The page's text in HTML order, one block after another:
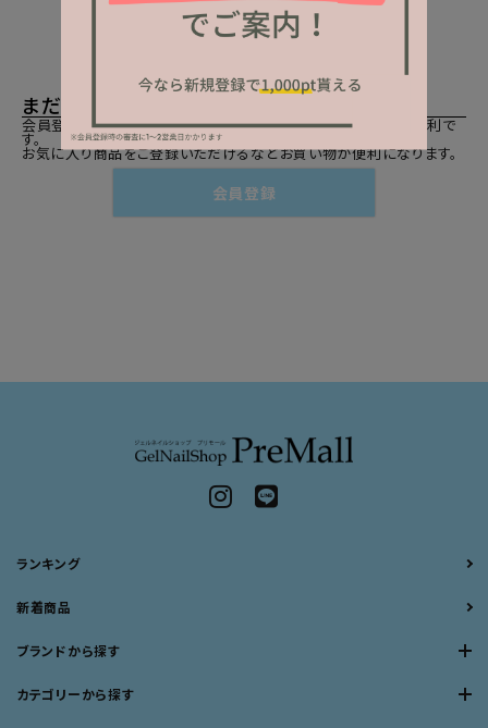
まだご登録がお済みでないお客様
会員登録をしていただきますと、二度目のお買い物時にとても便利で
す。
お気に入り商品をご登録いただけるなどお買い物が便利になります。
会員登録
ランキング
新着商品
ブランドから探す
カテゴリーから探す